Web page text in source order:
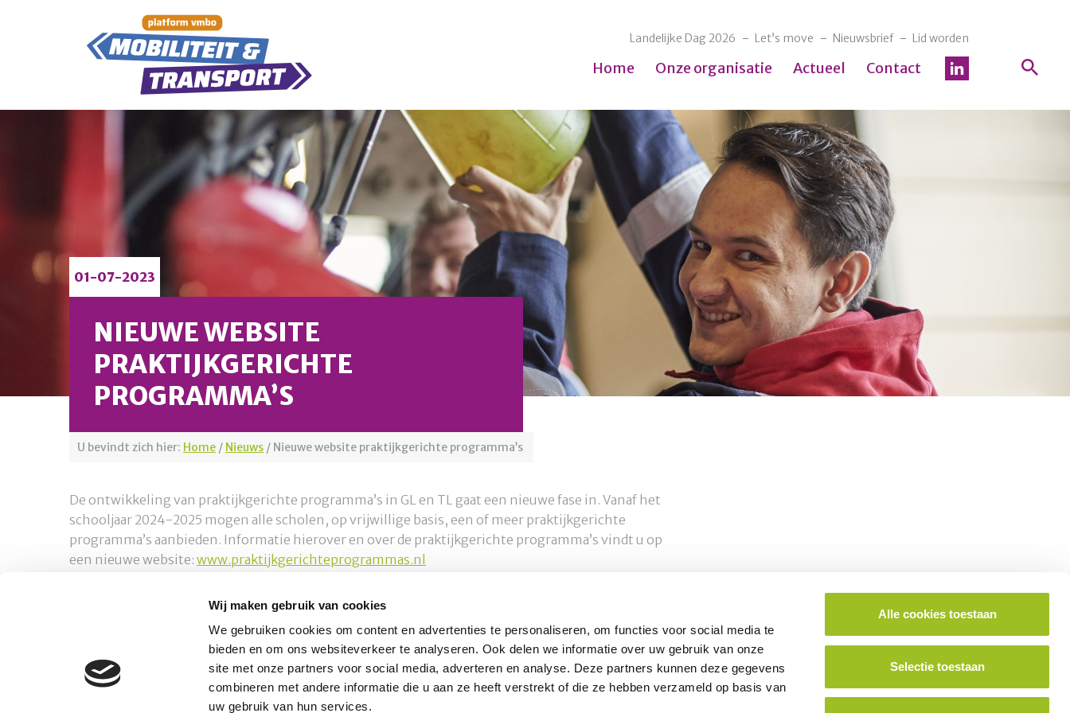
Wij maken gebruik van cookies
We gebruiken cookies om content en advertenties te personaliseren, om functies voor social media te
bieden en om ons websiteverkeer te analyseren. Ook delen we informatie over uw gebruik van onze
site met onze partners voor social media, adverteren en analyse. Deze partners kunnen deze gegevens
combineren met andere informatie die u aan ze heeft verstrekt of die ze hebben verzameld op basis van
uw gebruik van hun services.
Alle cookies toestaan
Selectie toestaan
Landelijke Dag 2026 Let’s move Nieuwsbrief Lid worden
Home Onze organisatie Actueel Contact
01-07-2023
NIEUWE WEBSITE
PRAKTIJKGERICHTE
PROGRAMMA’S
U bevindt zich hier: Home / Nieuws / Nieuwe website praktijkgerichte programma’s
De ontwikkeling van praktijkgerichte programma’s in GL en TL gaat een nieuwe fase in. Vanaf het
schooljaar 2024-2025 mogen alle scholen, op vrijwillige basis, een of meer praktijkgerichte
programma’s aanbieden. Informatie hierover en over de praktijkgerichte programma’s vindt u op
een nieuwe website: www.praktijkgerichteprogrammas.nl
Platform Mobiliteit en Transport
Telefoon: 06-23 58 89 49
E-mail:
secretariaat@platformmobiliteitentransport.nl
Schrijf u in voor onze nieuwsbrief
Inschrijven
Ook lid worden van het platform?
School aanmelden